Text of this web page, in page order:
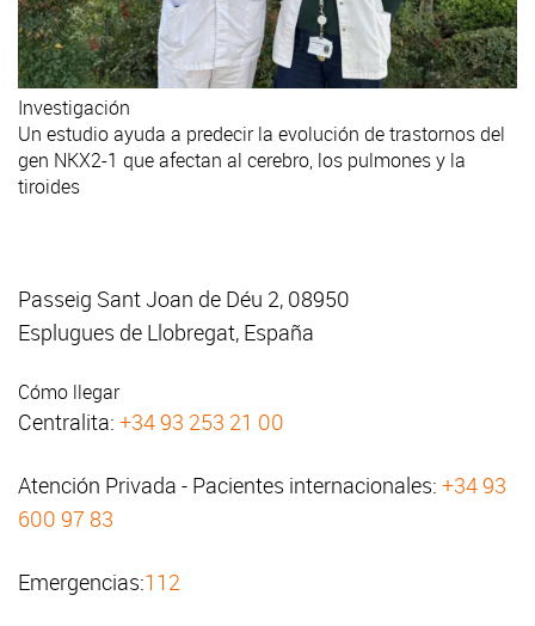
Investigación
Un estudio ayuda a predecir la evolución de trastornos del
gen NKX2-1 que afectan al cerebro, los pulmones y la
tiroides
Passeig Sant Joan de Déu 2, 08950
Esplugues de Llobregat, España
Cómo llegar
Centralita: +34 93 253 21 00
Atención Privada - Pacientes internacionales: +34 93
600 97 83
Emergencias:112